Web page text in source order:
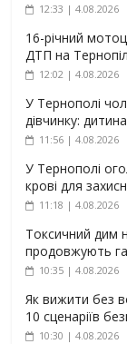
12:33 | 4.08.2026
16-річний
ДТП на
12:02 | 4.08.2026
У Тернополі
дівчинку:
11:56 | 4.08.2026
У Тернополі
крові для
11:18 | 4.08.2026
Токсичний дим
продовжують
10:35 | 4.08.2026
Як вижити без
10 сценаріїв
10:30 | 4.08.2026